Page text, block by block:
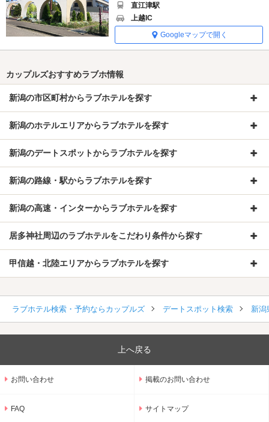
直江津駅
上越IC
Googleマップで開く
カップルズおすすめラブホ情報
新潟の市区町村からラブホテルを探す
新潟のホテルエリアからラブホテルを探す
新潟のデートスポットからラブホテルを探す
新潟の路線・駅からラブホテルを探す
新潟の高速・インターからラブホテルを探す
居多神社周辺のラブホテルをこだわり条件から探す
甲信越・北陸エリアからラブホテルを探す
ラブホテル検索・予約ならカップルズ デートスポット検索 新潟
上へ戻る
お問い合わせ 掲載のお問い合わせ
FAQ サイトマップ